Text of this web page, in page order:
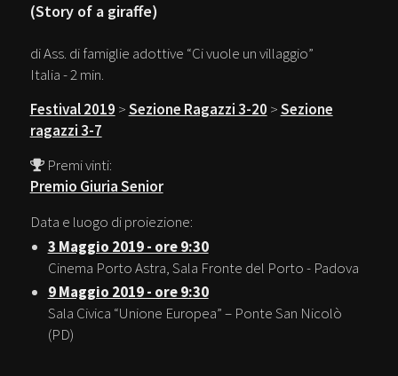
(Story of a giraffe)
di Ass. di famiglie adottive “Ci vuole un villaggio”
Italia - 2 min.
Festival 2019 >Sezione Ragazzi 3-20 >Sezione
ragazzi 3-7
Premi vinti:
Premio Giuria Senior
Data e luogo di proiezione:
3 Maggio 2019 - ore 9:30
Cinema Porto Astra, Sala Fronte del Porto - Padova
9 Maggio 2019 - ore 9:30
Sala Civica “Unione Europea” – Ponte San Nicolò
(PD)